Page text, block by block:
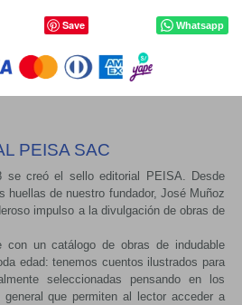
Save Whatsapp
PEISA SAC
se creó el sello editorial PEISA. Desde
huellas de nuestro fundador, José Muñoz
impulso a la divulgación de obras de
con un catálogo de obras de indudable
edad: tenemos cuentos ilustrados para
seleccionadas pensando en los
que permiten al lector acceder a